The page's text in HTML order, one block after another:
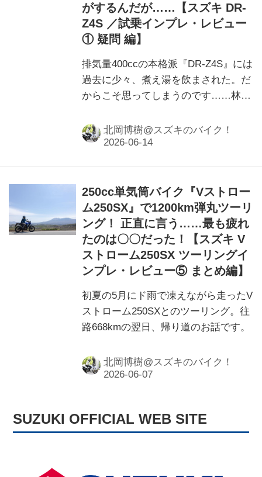
がするんだが……【スズキ DR-
Z4S ／試乗インプレ・レビュー
① 疑問 編】
排気量400ccの本格派『DR-Z4S』には
過去に少々、煮え湯を飲まされた。だ
からこそ思ってしまうのです……林道
んじゃないか？ と。
北岡博樹@スズキのバイク！
250cc単気筒バイク『Vストロー
ム250SX』で1200km弾丸ツーリ
ング！ 正直に言う……最も疲れ
たのは〇〇だった！【スズキ V
ストローム250SX ツーリングイ
ンプレ・レビュー⑤ まとめ編】
初夏の5月にド雨で凍えながら走ったV
ストローム250SXとのツーリング。往
路668kmの翌日、帰り道のお話です。
北岡博樹@スズキのバイク！
SUZUKI OFFICIAL WEB SITE